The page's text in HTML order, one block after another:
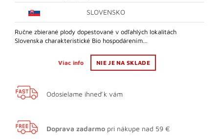
SLOVENSKO
Ručne zbierané plody dopestované v odľahlých lokalitách
Slovenska charakteristické Bio hospodárením…
Viac info NIE JE NA SKLADE
Odosielame ihneď k vám
Doprava zadarmo pri nákupe nad 59 €